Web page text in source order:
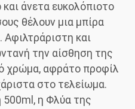
άνετα ευκολόπιοτο
θέλουν μια μπίρα
και
την αίσθηση της
χρώμα, αφράτο προφίλ
στο τελείωμα.
500ml, η Φλύα της